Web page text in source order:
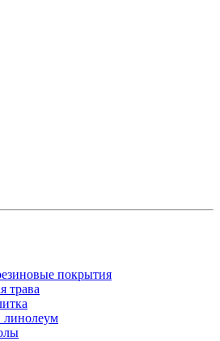
покрытия
трава